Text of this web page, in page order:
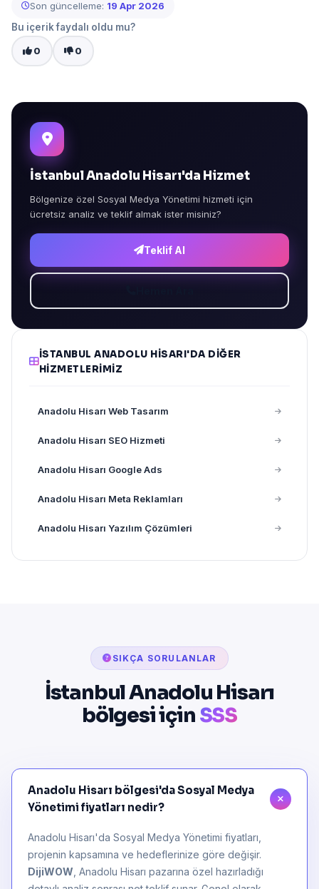
Son güncelleme: 19 Apr 2026
Bu içerik faydalı oldu mu?
0 0
İstanbul Anadolu Hisarı'da Hizmet
Bölgenize özel Sosyal Medya Yönetimi hizmeti için
ücretsiz analiz ve teklif almak ister misiniz?
Teklif Al
İSTANBUL ANADOLU HISARI'DA DIĞER
HIZMETLERIMIZ
Anadolu Hisarı Web Tasarım
Anadolu Hisarı SEO Hizmeti
Anadolu Hisarı Google Ads
Anadolu Hisarı Meta Reklamları
Anadolu Hisarı Yazılım Çözümleri
SIKÇA SORULANLAR
İstanbul Anadolu Hisarı
bölgesi için SSS
Anadolu Hisarı bölgesi'da Sosyal Medya
Yönetimi fiyatları nedir?
Anadolu Hisarı'da Sosyal Medya Yönetimi fiyatları,
projenin kapsamına ve hedeflerinize göre değişir.
DijiWOW , Anadolu Hisarı pazarına özel hazırladığı